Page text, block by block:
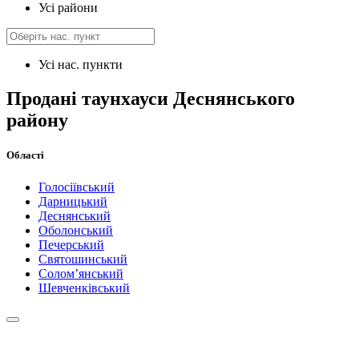
Усі райони
Усі нас. пункти
Продані таунхауси Деснянського
району
Області
Голосіївський
Дарницький
Деснянський
Оболонський
Печерський
Святошинський
Солом’янський
Шевченківський